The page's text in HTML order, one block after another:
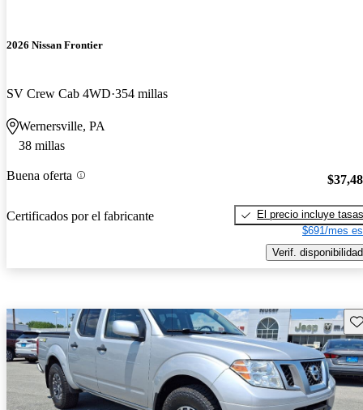
2026 Nissan Frontier
SV Crew Cab 4WD 354 millas
Wernersville, PA
38 millas
Buena oferta
Certificados por el fabricante
El precio incluye tasas
$691/mes
Verif. disponibilidad